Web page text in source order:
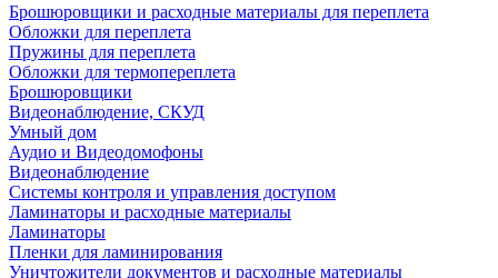
Брошюровщики и расходные материалы для переплета
Обложки для переплета
Пружины для переплета
Обложки для термопереплета
Брошюровщики
Видеонаблюдение, СКУД
Умный дом
Аудио и Видеодомофоны
Видеонаблюдение
Системы контроля и управления доступом
Ламинаторы и расходные материалы
Ламинаторы
Пленки для ламинирования
Уничтожители документов и расходные материалы